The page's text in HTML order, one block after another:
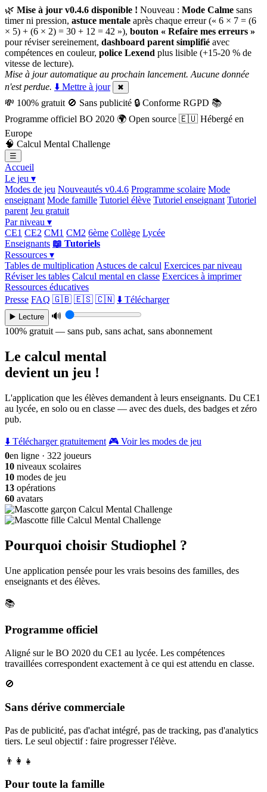
🌿 Mise à jour v0.4.6 disponible ! Nouveau : Mode Calme sans
timer ni pression, astuce mentale après chaque erreur (« 6 × 7 = (6
× 5) + (6 × 2) = 30 + 12 = 42 »), bouton « Refaire mes erreurs »
pour réviser sereinement, dashboard parent simplifié avec
compétences en couleur, police Lexend plus lisible (+15-20 % de
vitesse de lecture).
Mise à jour automatique au prochain lancement. Aucune donnée
n'est perdue. ⬇️ Mettre à jour ✖
💸 100% gratuit 🚫 Sans publicité 🔒 Conforme RGPD 📚
Programme officiel BO 2020 🌍 Open source 🇪🇺 Hébergé en
Europe
🧠 Calcul Mental Challenge
☰
Accueil
Le jeu ▾
Modes de jeu Nouveautés v0.4.6 Programme scolaire Mode
enseignant Mode famille Tutoriel élève Tutoriel enseignant Tutoriel
parent Jeu gratuit
Par niveau ▾
CE1 CE2 CM1 CM2 6ème Collège Lycée
Enseignants 📖 Tutoriels
Ressources ▾
Tables de multiplication Astuces de calcul Exercices par niveau
Réviser les tables Calcul mental en classe Exercices à imprimer
Ressources éducatives
Presse FAQ 🇬🇧 🇪🇸 🇨🇳 ⬇️ Télécharger
▶️ Lecture
🔊
100% gratuit — sans pub, sans achat, sans abonnement
Le calcul mental
devient un jeu !
L'application que les élèves demandent à leurs enseignants. Du CE1
au lycée, en solo ou en classe — avec des duels, des badges et zéro
pub.
⬇️ Télécharger gratuitement 🎮 Voir les modes de jeu
0en ligne · 322 joueurs
10 niveaux scolaires
10 modes de jeu
13 opérations
60 avatars
Pourquoi choisir Studiophel ?
Une application pensée pour les vrais besoins des familles, des
enseignants et des élèves.
📚
Programme officiel
Aligné sur le BO 2020 du CE1 au lycée. Les compétences
travaillées correspondent exactement à ce qui est attendu en classe.
🚫
Sans dérive commerciale
Pas de publicité, pas d'achat intégré, pas de tracking, pas d'analytics
tiers. Le seul objectif : faire progresser l'élève.
👨‍👩‍👧
Pour toute la famille